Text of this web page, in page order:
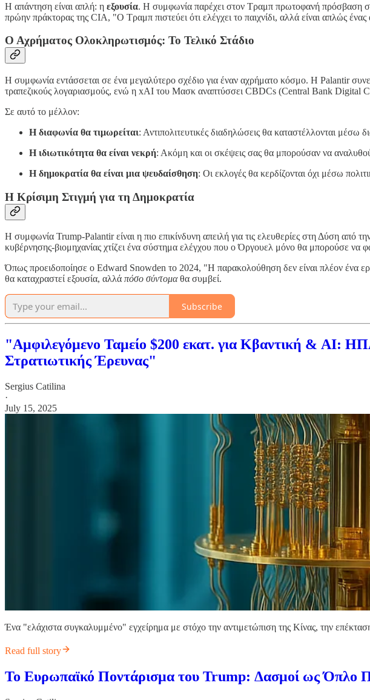
Η απάντηση είναι απλή: η εξουσία. Η συμφωνία παρέχει στον Τραμπ πρωτοφανή πρόσβαση
πρώην πράκτορας της CIA, "Ο Τραμπ πιστεύει ότι ελέγχει το παιχνίδι, αλλά είναι απλώς
Ο Αχρήματος Ολοκληρωτισμός: Το Τελικό Στάδιο
Η συμφωνία εντάσσεται σε ένα μεγαλύτερο σχέδιο για έναν αχρήματο κόσμο. Η Palantir
τραπεζικούς λογαριασμούς, ενώ η xAI του Μασκ αναπτύσσει CBDCs (Central Bank Digital
Σε αυτό το μέλλον:
Η διαφωνία θα τιμωρείται: Αντιπολιτευτικές διαδηλώσεις θα καταστέλλονται μέσω
Η ιδιωτικότητα θα είναι νεκρή: Ακόμη και οι σκέψεις σας θα μπορούσαν να
Η δημοκρατία θα είναι μια ψευδαίσθηση: Οι εκλογές θα κερδίζονται όχι μέσω
Η Κρίσιμη Στιγμή για τη Δημοκρατία
Η συμφωνία Trump-Palantir είναι η πιο επικίνδυνη απειλή για τις ελευθερίες στη Δύση από
κυβέρνησης-βιομηχανίας χτίζει ένα σύστημα ελέγχου που ο Όργουελ μόνο θα μπορούσε να
Όπως προειδοποίησε ο Edward Snowden το 2024, "Η παρακολούθηση δεν είναι πλέον ένα
θα καταχραστεί εξουσία, αλλά πόσο σύντομαθα συμβεί.
Subscribe
"Αμφιλεγόμενο Ταμείο $200 εκατ. για Κβαντική & AI:
Στρατιωτικής Έρευνας"
Sergius Catilina
·
July 15, 2025
Ένα "ελάχιστα συγκαλυμμένο" εγχείρημα με στόχο την αντιμετώπιση της Κίνας, την
Read full story
To Ευρωπαϊκό Ποντάρισμα του Trump: Δασμοί ως Όπλο